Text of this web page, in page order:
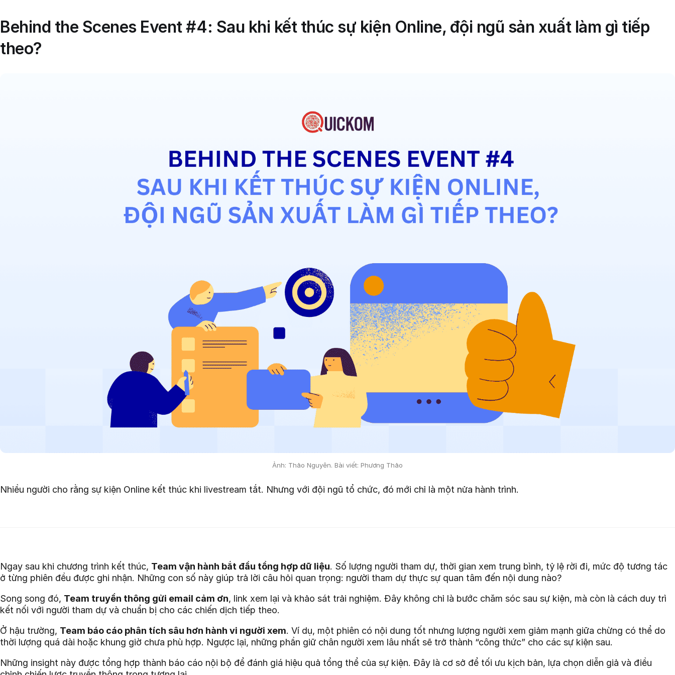
Behind the Scenes Event #4: Sau khi kết thúc sự kiện Online, đội ngũ sản xuất làm gì tiếp
theo?
Ảnh: Thảo Nguyên. Bài viết: Phương Thảo
Nhiều người cho rằng sự kiện Online kết thúc khi livestream tắt. Nhưng với đội ngũ tổ chức, đó mới chỉ là một nửa hành trình.
Ngay sau khi chương trình kết thúc, Team vận hành bắt đầu tổng hợp dữ liệu. Số lượng người tham dự, thời gian xem trung bình, tỷ lệ rời đi, mức độ tương tác
ở từng phiên đều được ghi nhận. Những con số này giúp trả lời câu hỏi quan trọng: người tham dự thực sự quan tâm đến nội dung nào?
Song song đó, Team truyền thông gửi email cảm ơn, link xem lại và khảo sát trải nghiệm. Đây không chỉ là bước chăm sóc sau sự kiện, mà còn là cách duy trì
kết nối với người tham dự và chuẩn bị cho các chiến dịch tiếp theo.
Ở hậu trường, Team báo cáo phân tích sâu hơn hành vi người xem. Ví dụ, một phiên có nội dung tốt nhưng lượng người xem giảm mạnh giữa chừng có thể do
thời lượng quá dài hoặc khung giờ chưa phù hợp. Ngược lại, những phần giữ chân người xem lâu nhất sẽ trở thành “công thức” cho các sự kiện sau.
Những insight này được tổng hợp thành báo cáo nội bộ để đánh giá hiệu quả tổng thể của sự kiện. Đây là cơ sở để tối ưu kịch bản, lựa chọn diễn giả và điều